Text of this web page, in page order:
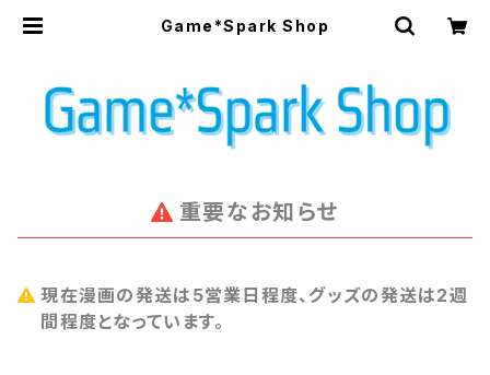
Game*Spark Shop
重要なお知らせ
現在漫画の発送は5営業日程度、グッズの発送は2週
間程度となっています。